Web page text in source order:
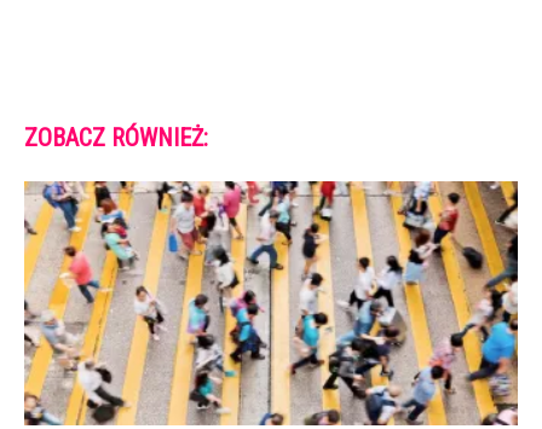
ZOBACZ RÓWNIEŻ: